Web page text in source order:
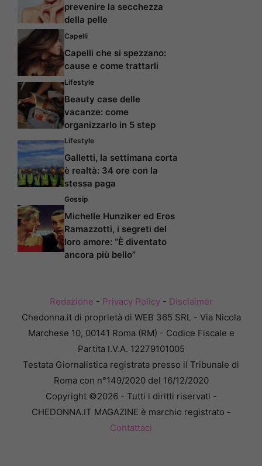
prevenire la secchezza
della pelle
Capelli
Capelli che si spezzano:
cause e come trattarli
Lifestyle
Beauty case delle
vacanze: come
organizzarlo in 5 step
Lifestyle
Galletti, la settimana corta
è realtà: 34 ore con la
stessa paga
Gossip
Michelle Hunziker ed Eros
Ramazzotti, i segreti del
loro amore: “È diventato
ancora più bello”
Redazione - Privacy Policy- Disclaimer
Chedonna.it di proprietà di WEB 365 SRL - Via Nicola
Marchese 10, 00141 Roma (RM) - Codice Fiscale e
Partita I.V.A. 12279101005
Testata Giornalistica registrata presso il Tribunale di
Roma con n°149/2020 del 16/12/2020
Copyright ©2026 - Tutti i diritti riservati -
CHEDONNA.IT MAGAZINE è marchio registrato -
Contattaci